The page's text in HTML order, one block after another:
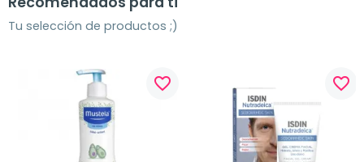
Tu selección de productos ;)
favorite_border favorite_border